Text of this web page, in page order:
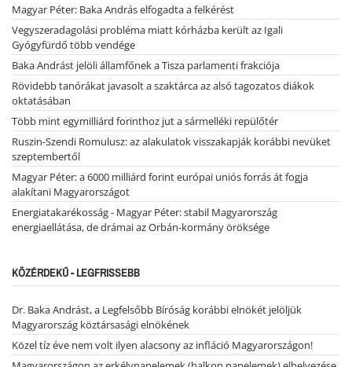
Magyar Péter: Baka András elfogadta a felkérést
Vegyszeradagolási probléma miatt kórházba került az Igali
Gyógyfürdő több vendége
Baka Andrást jelöli államfőnek a Tisza parlamenti frakciója
Rövidebb tanórákat javasolt a szaktárca az alsó tagozatos diákok
oktatásában
Több mint egymilliárd forinthoz jut a sármelléki repülőtér
Ruszin-Szendi Romulusz: az alakulatok visszakapják korábbi nevüket
szeptembertől
Magyar Péter: a 6000 milliárd forint európai uniós forrás át fogja
alakítani Magyarországot
Energiatakarékosság - Magyar Péter: stabil Magyarország
energiaellátása, de drámai az Orbán-kormány öröksége
KÖZÉRDEKŰ - LEGFRISSEBB
Dr. Baka Andrást, a Legfelsőbb Bíróság korábbi elnökét jelöljük
Magyarország köztársasági elnökének
Közel tíz éve nem volt ilyen alacsony az infláció Magyarországon!